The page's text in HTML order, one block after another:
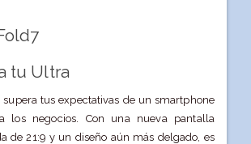
tu Ultra
supera tus expectativas de un smartphone
los negocios. Con una nueva pantalla
de 21:9 y un diseño aún más delgado, es